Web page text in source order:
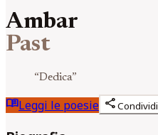
Ambar
Past
“Dedica”
menu_bookLeggi le poesie shareCondividi